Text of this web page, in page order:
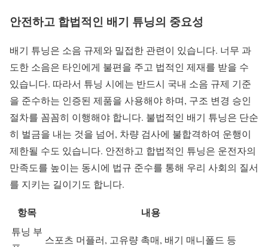
안전하고 합법적인 배기 튜닝의 중요성
배기 튜닝은 소음 규제와 밀접한 관련이 있습니다. 너무 과
도한 소음은 타인에게 불편을 주고 법적인 제재를 받을 수
있습니다. 따라서 튜닝 시에는 반드시 국내 소음 규제 기준
을 준수하는 인증된 제품을 사용해야 하며, 구조 변경 승인
절차를 꼼꼼히 이행해야 합니다. 불법적인 배기 튜닝은 단순
히 벌금을 내는 것을 넘어, 차량 검사에 불합격하여 운행이
제한될 수도 있습니다. 안전하고 합법적인 튜닝은 운전자의
만족도를 높이는 동시에 법규 준수를 통해 우리 사회의 질서
를 지키는 길이기도 합니다.
항목 내용
튜닝 부
스포츠 머플러, 고유량 촉매, 배기 매니폴드 등